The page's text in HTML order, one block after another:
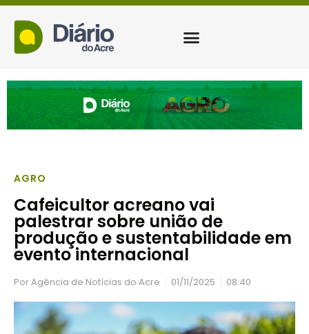
AGRO
Cafeicultor acreano vai
palestrar sobre união de
produção e sustentabilidade em
evento internacional
PorAgência de Notícias do Acre 01/11/2025 08:40